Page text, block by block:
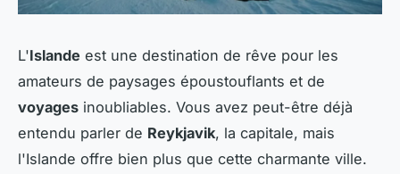
L'Islande est une destination de rêve pour les
amateurs de paysages époustouflants et de
voyages inoubliables. Vous avez peut-être déjà
entendu parler de Reykjavik, la capitale, mais
l'Islande offre bien plus que cette charmante ville.